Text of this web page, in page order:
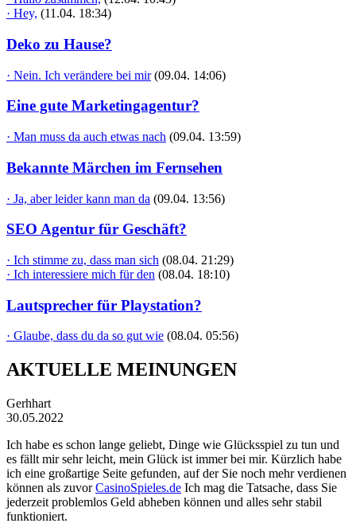
· Hey, (11.04. 18:34)
Deko zu Hause?
· Nein. Ich verändere bei mir (09.04. 14:06)
Eine gute Marketingagentur?
· Man muss da auch etwas nach (09.04. 13:59)
Bekannte Märchen im Fernsehen
· Ja, aber leider kann man da (09.04. 13:56)
SEO Agentur für Geschäft?
· Ich stimme zu, dass man sich (08.04. 21:29)
· Ich interessiere mich für den (08.04. 18:10)
Lautsprecher für Playstation?
· Glaube, dass du da so gut wie (08.04. 05:56)
AKTUELLE MEINUNGEN
Gerhhart
30.05.2022
Ich habe es schon lange geliebt, Dinge wie Glücksspiel zu tun und
es fällt mir sehr leicht, mein Glück ist immer bei mir. Kürzlich habe
ich eine großartige Seite gefunden, auf der Sie noch mehr verdienen
können als zuvorCasinoSpieles.de Ich mag die Tatsache, dass Sie
jederzeit problemlos Geld abheben können und alles sehr stabil
funktioniert.